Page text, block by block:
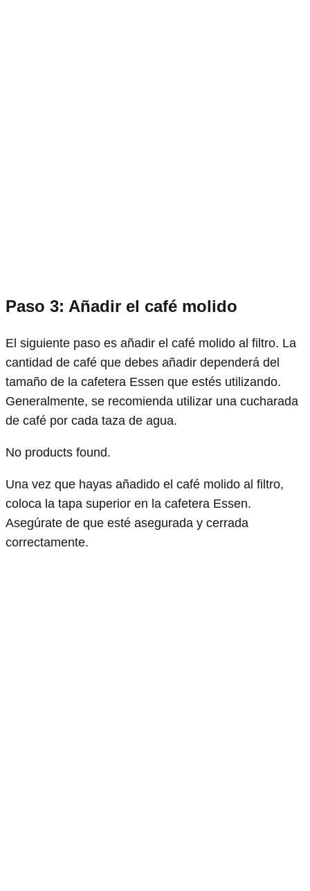
Paso 3: Añadir el café molido
El siguiente paso es añadir el café molido al filtro. La
cantidad de café que debes añadir dependerá del
tamaño de la cafetera Essen que estés utilizando.
Generalmente, se recomienda utilizar una cucharada
de café por cada taza de agua.
No products found.
Una vez que hayas añadido el café molido al filtro,
coloca la tapa superior en la cafetera Essen.
Asegúrate de que esté asegurada y cerrada
correctamente.